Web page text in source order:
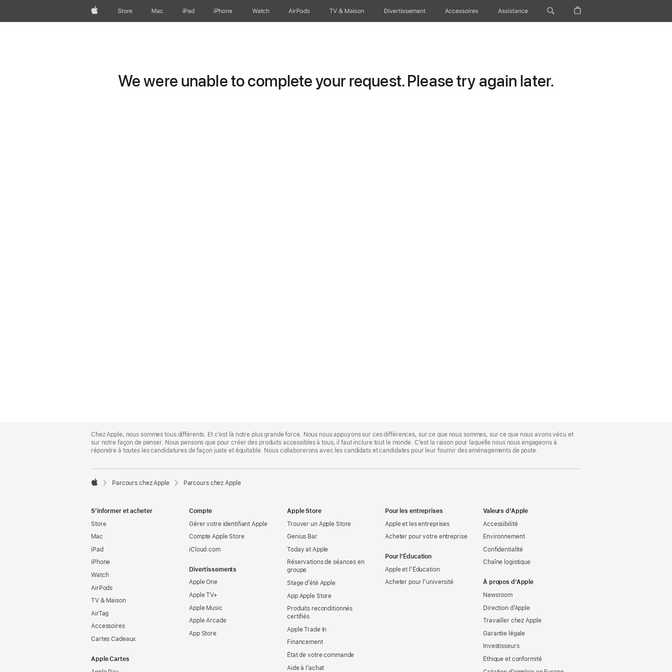
AppleStore Mac iPad iPhone Watch AirPods TV & Maison Divertissements Accessoires Assistance
We were unable to complete your request. Please try again later.
Footer
Chez Apple, nous sommes tous différents. Et c’est là notre plus grande force. Nous nous appuyons sur ces différences, sur ce que nous sommes, sur ce que nous avons vécu et
sur notre façon de penser. Nous pensons que pour créer des produits accessibles à tous, il faut inclure tout le monde. C’est la raison pour laquelle nous nous engageons à
répondre à toutes les candidatures de façon juste et équitable. Nous collaborerons avec les candidats et candidates pour leur fournir des aménagements de poste.

Parcours chez Apple Parcours chez Apple
S’informer et acheter
Store
Mac
iPad
iPhone
Watch
AirPods
TV & Maison
AirTag
Accessoires
Cartes Cadeaux
Apple Cartes
Compte
Gérer votre identifiant Apple
Compte Apple Store
iCloud.com
Divertissements
Apple One
Apple TV+
Apple Music
Apple Arcade
App Store
Apple Store
Trouver un Apple Store
Genius Bar
Today at Apple
Réservations de séances en
groupe
Stage d’été Apple
App Apple Store
Produits reconditionnés
certifiés
Apple Trade In
Financement
État de votre commande
Aide à l’achat
Pour les entreprises
Apple et les entreprises
Acheter pour votre entreprise
Pour l’Éducation
Apple et l’Éducation
Acheter pour l’université
Valeurs d’Apple
Accessibilité
Environnement
Confidentialité
Chaîne logistique
À propos d’Apple
Newsroom
Direction d’Apple
Travailler chez Apple
Garantie légale
Investisseurs
Éthique et conformité